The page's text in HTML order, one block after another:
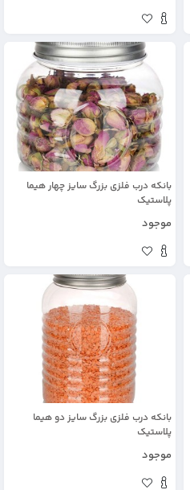
بانکه درب فلزی بزرگ سایز چهار هیما
پلاستیک
موجود
بانکه درب فلزی بزرگ سایز دو هیما
پلاستیک
موجود